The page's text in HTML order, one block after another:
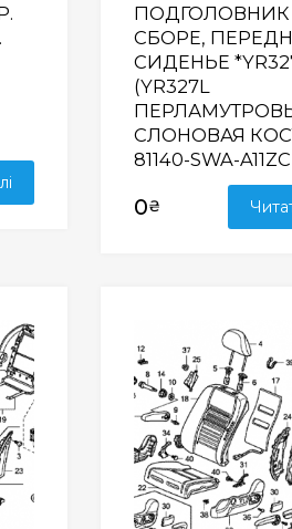
ПОДГОЛОВНИК
СБОРЕ,
СИДЕНЬЕ
(YR327L
СЛОНОВАЯ
81140-SWA-A11ZC
0₴